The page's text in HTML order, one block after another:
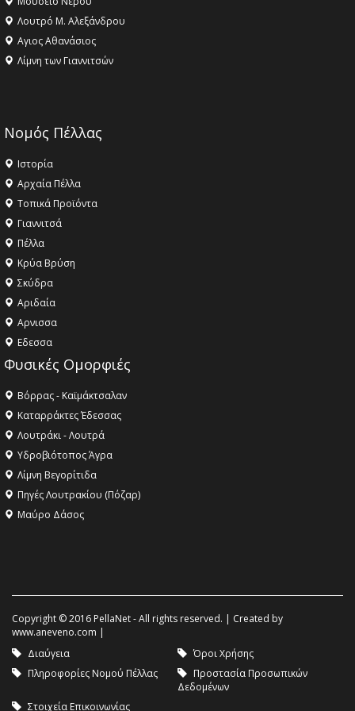
Λουτρό Μ. Αλεξάνδρου
Αγιος Αθανάσιος
Λίμνη των Γιαννιτσών
Νομός Πέλλας
Ιστορία
Αρχαία Πέλλα
Τοπικά Προϊόντα
Γιαννιτσά
Πέλλα
Κρύα Βρύση
Σκύδρα
Αριδαία
Aρνισσα
Eδεσσα
Φυσικές Ομορφιές
Βόρρας - Καϊμάκτσαλαν
Καταρράκτες Έδεσσας
Λουτράκι - Λουτρά
Υδροβιότοπος Άγρα
Λίμνη Βεγορίτιδα
Πηγές Λουτρακίου (Πόζαρ)
Μαύρο Δάσος
Copyright © 2016 PellaNet - All rights reserved. | Created by
www.aneveno.com |
Διαύγεια
Όροι Χρήσης
Πληροφορίες Νομού Πέλλας
Προστασία Προσωπικών
Δεδομένων
Στοιχεία Επικοινωνίας